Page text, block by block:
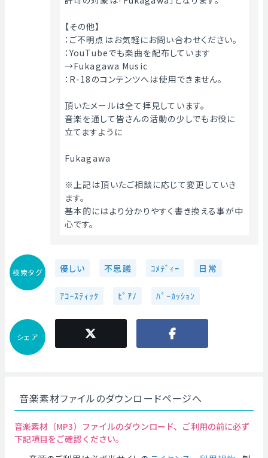
【その他】
：ご不明点はお気軽にお問い合わせください。
：YouTubeでも楽曲を配布しています
→Fukagawa Music
：R-18のコンテンツへは使用できません。
頂いたメールは全て拝見しています。
音楽を通して皆さんの活動の少しでもお役に
立てますように
Fukagawa
※上記は頂いたご相談に応じて変更していき
ます。
基本的にはより分かりやすく書き換える事が中
心です。
検索タグ 優しい 不思議 ｺﾒﾃﾞｨｰ 日常
ｱｺｰｽﾃｨｯｸ ﾋﾟｱﾉ ﾊﾟｰｶｯｼｮﾝ
シェア
音楽素材ファイルのダウンロードページへ
音楽素材（MP3）ファイルのダウンロード、ご利用の前に必ず
下記項目をご確認ください。